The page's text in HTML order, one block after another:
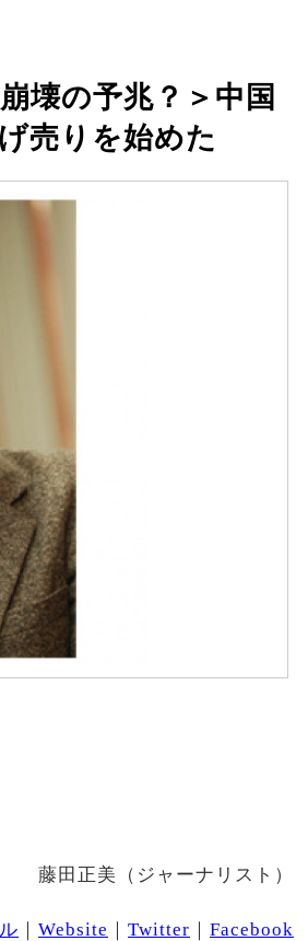
壊の予兆？＞中国
売りを始めた
藤田正美（ジャーナリスト）
｜ Website ｜ Twitter ｜ Facebook